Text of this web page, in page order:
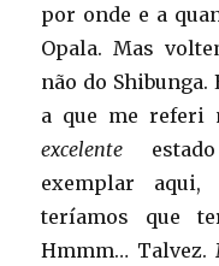
por onde e a
Opala. Mas
não do Shibunga.
a que me referi
excelente
exemplar aqui,
teríamos que
Hmmm… Talvez.